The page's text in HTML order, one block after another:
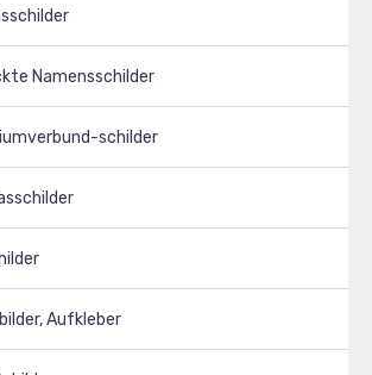
Namensschilder
schilder
Aufkleber